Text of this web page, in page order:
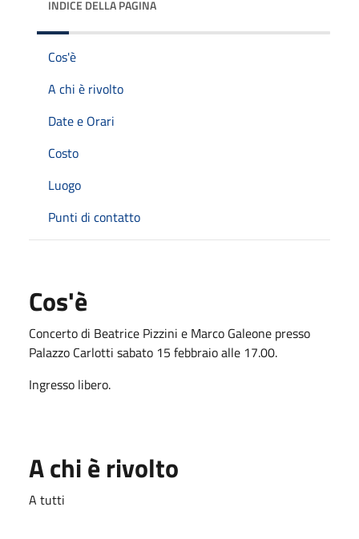
INDICE DELLA PAGINA
Cos'è
A chi è rivolto
Date e Orari
Costo
Luogo
Punti di contatto
Cos'è
Concerto di Beatrice Pizzini e Marco Galeone presso
Palazzo Carlotti sabato 15 febbraio alle 17.00.
Ingresso libero.
A chi è rivolto
A tutti